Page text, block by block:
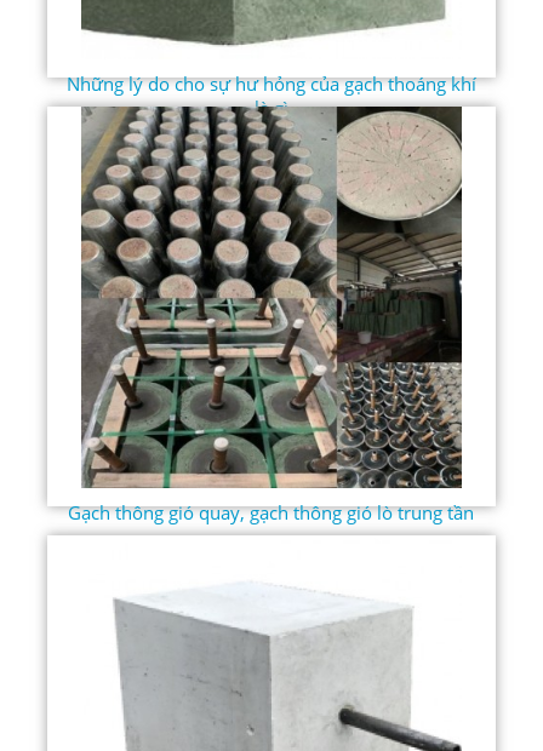
Những lý do cho sự hư hỏng của gạch thoáng khí
là gì
Gạch thông gió quay, gạch thông gió lò trung tần